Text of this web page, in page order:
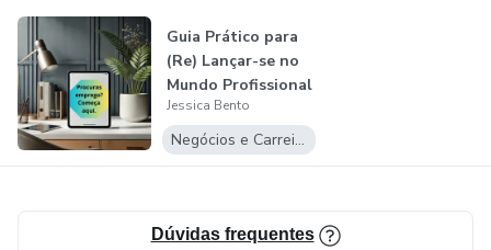
Guia Prático para
(Re) Lançar-se no
Mundo Profissional
Jessica Bento
Negócios e Carreira
Dúvidas frequentes